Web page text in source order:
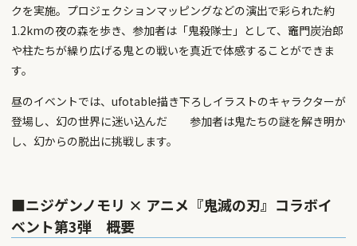
クを実施。プロジェクションマッピングなどの演出で彩られた約
1.2kmの夜の森を歩き、参加者は「鬼殺隊士」として、竈門炭治郎
や柱たちが繰り広げる鬼との戦いを真近で体感することができま
す。
昼のイベントでは、ufotable描き下ろしイラストのキャラクターが
登場し、幻の世界に迷い込んだ 参加者は鬼たちの謎を解き明か
し、幻からの脱出に挑戦します。
■ニジゲンノモリ × アニメ『鬼滅の刃』コラボイ
ベント第3弾 概要